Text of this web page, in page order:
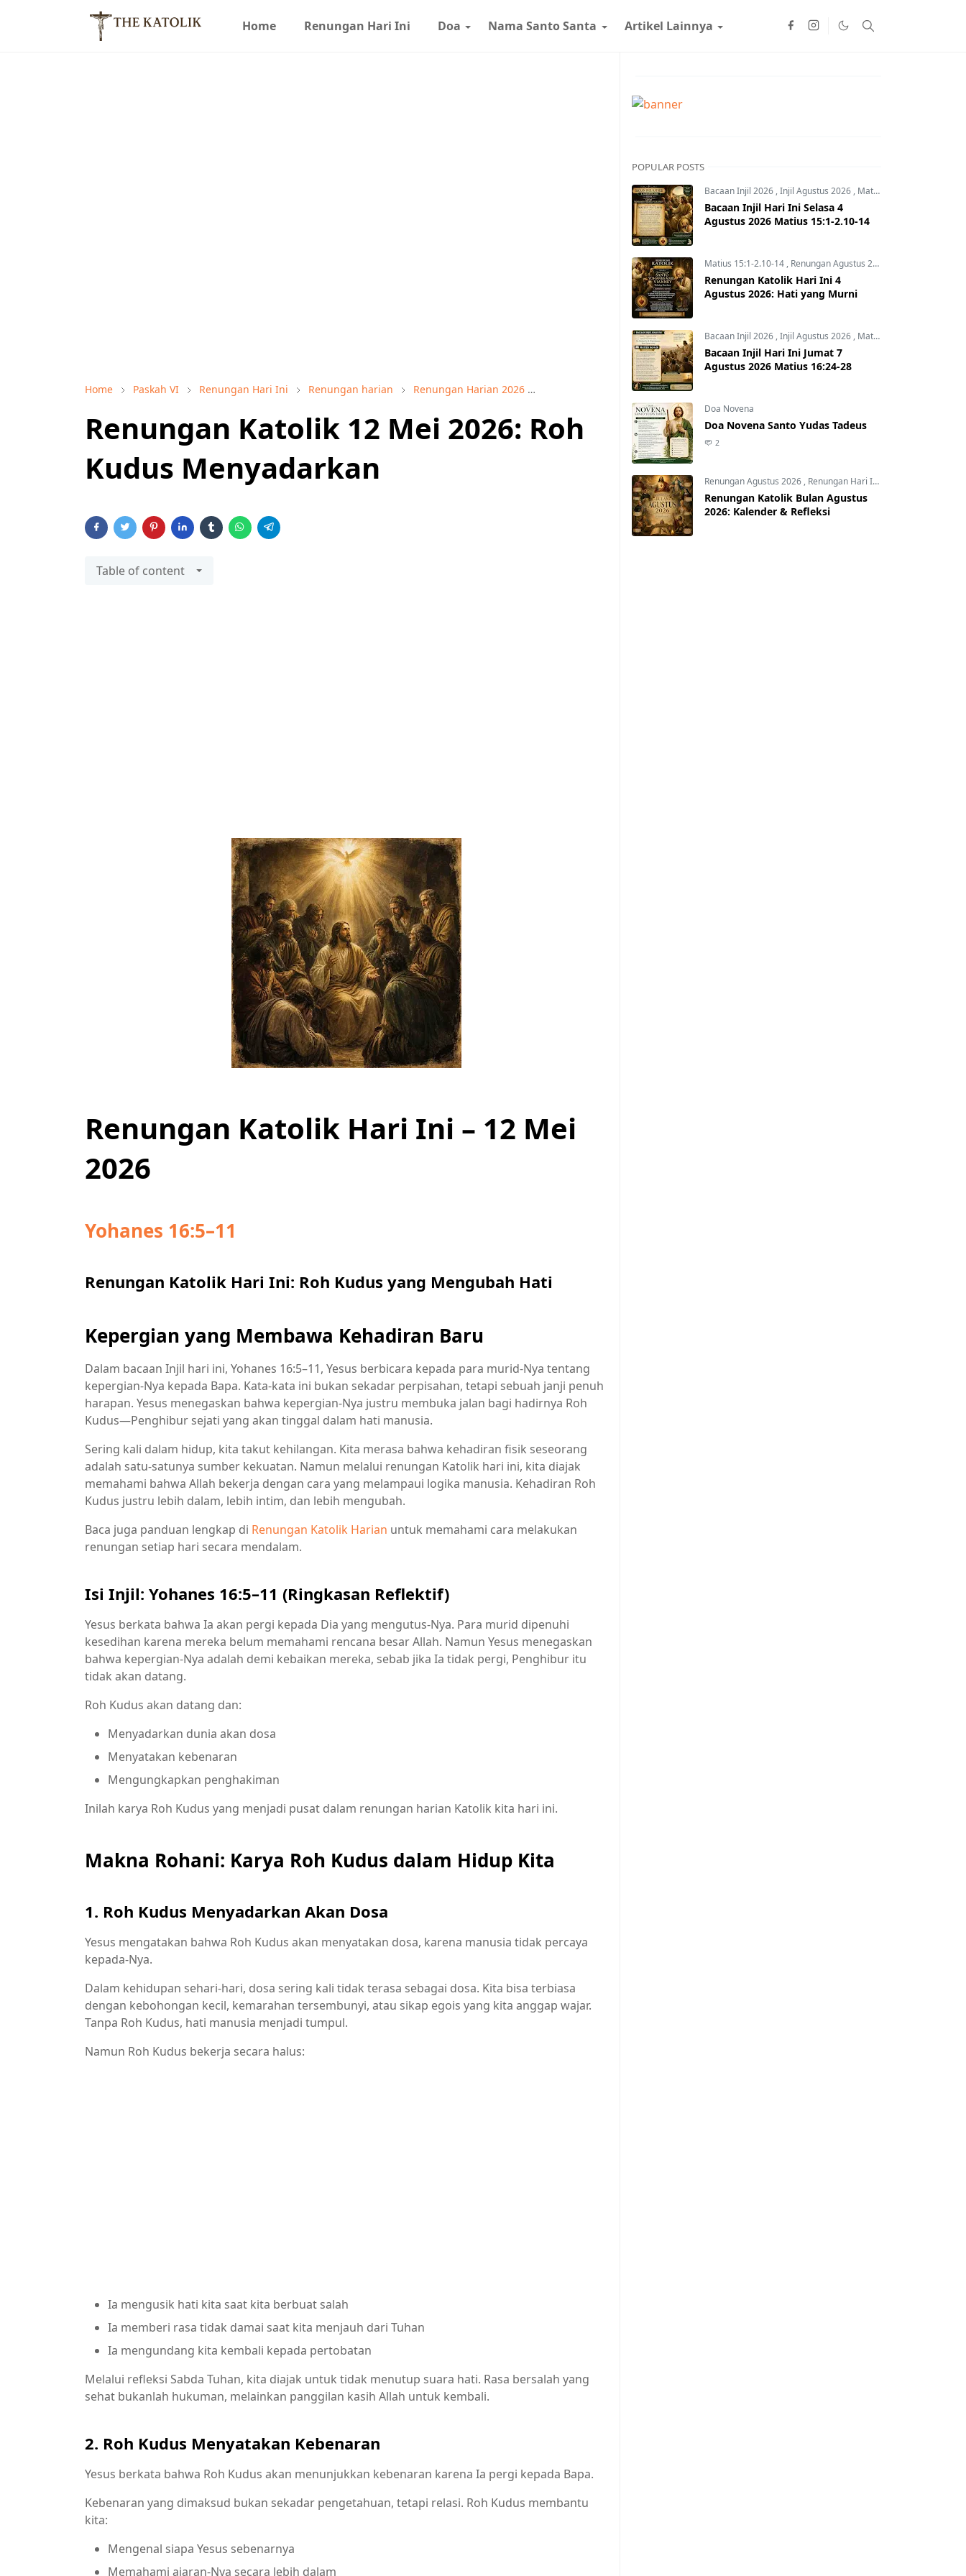
Home Renungan Hari Ini Doa Nama Santo Santa Artikel Lainnya
Home Paskah VI Renungan Hari Ini Renungan harian Renungan Harian 2026 Renungan Mei 2026 Yohanes 16:5-11
Renungan Katolik 12 Mei 2026: Roh
Kudus Menyadarkan
Table of content
Renungan Katolik Hari Ini – 12 Mei
2026
Yohanes 16:5–11
Renungan Katolik Hari Ini: Roh Kudus yang Mengubah Hati
Kepergian yang Membawa Kehadiran Baru
Dalam bacaan Injil hari ini, Yohanes 16:5–11, Yesus berbicara kepada para murid-Nya tentang
kepergian-Nya kepada Bapa. Kata-kata ini bukan sekadar perpisahan, tetapi sebuah janji penuh
harapan. Yesus menegaskan bahwa kepergian-Nya justru membuka jalan bagi hadirnya Roh
Kudus—Penghibur sejati yang akan tinggal dalam hati manusia.
Sering kali dalam hidup, kita takut kehilangan. Kita merasa bahwa kehadiran fisik seseorang
adalah satu-satunya sumber kekuatan. Namun melalui renungan Katolik hari ini, kita diajak
memahami bahwa Allah bekerja dengan cara yang melampaui logika manusia. Kehadiran Roh
Kudus justru lebih dalam, lebih intim, dan lebih mengubah.
Baca juga panduan lengkap di Renungan Katolik Harian untuk memahami cara melakukan
renungan setiap hari secara mendalam.
Isi Injil: Yohanes 16:5–11 (Ringkasan Reflektif)
Yesus berkata bahwa Ia akan pergi kepada Dia yang mengutus-Nya. Para murid dipenuhi
kesedihan karena mereka belum memahami rencana besar Allah. Namun Yesus menegaskan
bahwa kepergian-Nya adalah demi kebaikan mereka, sebab jika Ia tidak pergi, Penghibur itu
tidak akan datang.
Roh Kudus akan datang dan:
Menyadarkan dunia akan dosa
Menyatakan kebenaran
Mengungkapkan penghakiman
Inilah karya Roh Kudus yang menjadi pusat dalam renungan harian Katolik kita hari ini.
Makna Rohani: Karya Roh Kudus dalam Hidup Kita
1. Roh Kudus Menyadarkan Akan Dosa
Yesus mengatakan bahwa Roh Kudus akan menyatakan dosa, karena manusia tidak percaya
kepada-Nya.
Dalam kehidupan sehari-hari, dosa sering kali tidak terasa sebagai dosa. Kita bisa terbiasa
dengan kebohongan kecil, kemarahan tersembunyi, atau sikap egois yang kita anggap wajar.
Tanpa Roh Kudus, hati manusia menjadi tumpul.
Namun Roh Kudus bekerja secara halus:
Ia mengusik hati kita saat kita berbuat salah
Ia memberi rasa tidak damai saat kita menjauh dari Tuhan
Ia mengundang kita kembali kepada pertobatan
Melalui refleksi Sabda Tuhan, kita diajak untuk tidak menutup suara hati. Rasa bersalah yang
sehat bukanlah hukuman, melainkan panggilan kasih Allah untuk kembali.
2. Roh Kudus Menyatakan Kebenaran
Yesus berkata bahwa Roh Kudus akan menunjukkan kebenaran karena Ia pergi kepada Bapa.
Kebenaran yang dimaksud bukan sekadar pengetahuan, tetapi relasi. Roh Kudus membantu
kita:
Mengenal siapa Yesus sebenarnya
Memahami ajaran-Nya secara lebih dalam
POPULAR POSTS
Bacaan Injil 2026 ,Injil Agustus 2026 , Matius 15:1-2.10-14
Bacaan Injil Hari Ini Selasa 4
Agustus 2026 Matius 15:1-2.10-14
Matius 15:1-2.10-14 , Renungan Agustus 2026
Renungan Katolik Hari Ini 4
Agustus 2026: Hati yang Murni
Bacaan Injil 2026 ,Injil Agustus 2026 , Matius 16:24-28
Bacaan Injil Hari Ini Jumat 7
Agustus 2026 Matius 16:24-28
Doa Novena
Doa Novena Santo Yudas Tadeus
2
Renungan Agustus 2026 , Renungan Hari Ini
Renungan Katolik Bulan Agustus
2026: Kalender & Refleksi